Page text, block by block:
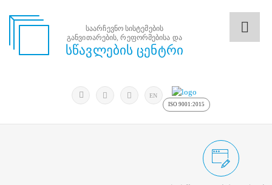
საარჩევნო
სისტემების
საარჩევნო სისტემების
განვითარების, რეფორმებისა და
სწავლების ცენტრი
ძიება
მოძებნა
EN
ISO 9001:2015
საარჩევნო/სამოქალაქო